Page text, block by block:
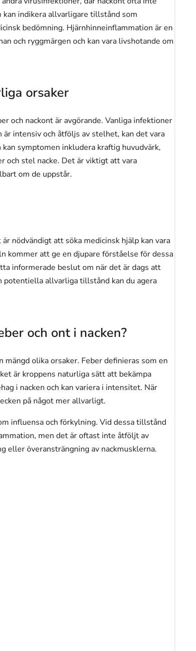
indikera allvarligare tillstånd som
bedömning. Hjärnhinneinflammation är en
och ryggmärgen och kan vara livshotande om
orsaker
och nackont är avgörande. Vanliga infektioner
intensiv och åtföljs av stelhet, kan det vara
symptomen inkludera kraftig huvudvärk,
och stel nacke. Det är viktigt att vara
om de uppstår.
nödvändigt att söka medicinsk hjälp kan vara
kommer att ge en djupare förståelse för dessa
informerade beslut om när det är dags att
potentiella allvarliga tillstånd kan du agera
och ont i nacken?
mängd olika orsaker. Feber definieras som en
är kroppens naturliga sätt att bekämpa
i nacken och kan variera i intensitet. När
på något mer allvarligt.
influensa och förkylning. Vid dessa tillstånd
men det är oftast inte åtföljt av
eller överansträngning av nackmusklerna.